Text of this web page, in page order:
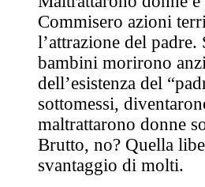
Commisero azioni
l’attrazione del
bambini morirono
dell’esistenza del
sottomessi,
maltrattarono donne
Brutto, no? Quella
svantaggio di molti.